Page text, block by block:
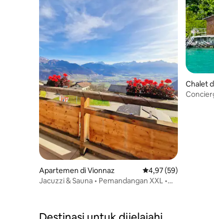
Apartemen di Vionnaz Nilai rata-rata 4,97
4,97 (59)
Jacuzzi & Sauna • Pemandangan XXL •
Chalet